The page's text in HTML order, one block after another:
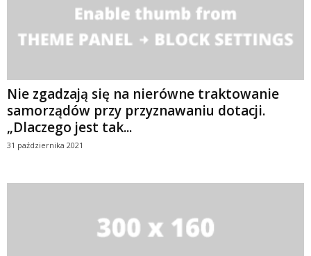
Nie zgadzają się na nierówne traktowanie
samorządów przy przyznawaniu dotacji.
„Dlaczego jest tak...
31 października 2021